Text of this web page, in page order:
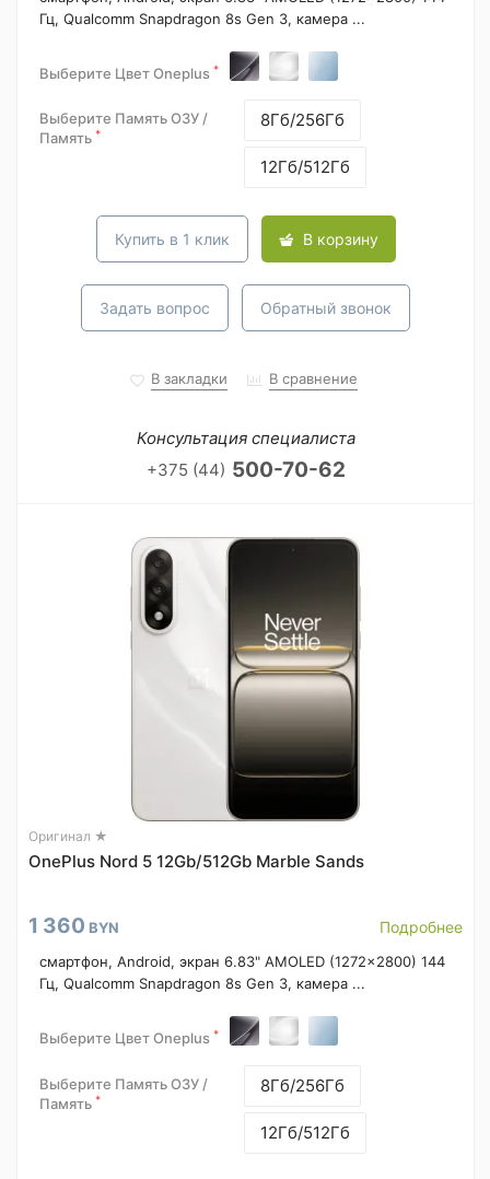
Гц, Qualcomm Snapdragon 8s Gen 3, камера ...
Выберите Цвет Oneplus *
Выберите Память ОЗУ /
Память *
8Гб/256Гб
12Гб/512Гб
Купить в 1 клик В корзину
Задать вопрос Обратный звонок
В закладки В сравнение
Консультация специалиста
+375 (44) 500-70-62
Оригинал ★
OnePlus Nord 5 12Gb/512Gb Marble Sands
1 360 BYN Подробнее
смартфон, Android, экран 6.83" AMOLED (1272x2800) 144
Гц, Qualcomm Snapdragon 8s Gen 3, камера ...
Выберите Цвет Oneplus *
Выберите Память ОЗУ /
Память *
8Гб/256Гб
12Гб/512Гб